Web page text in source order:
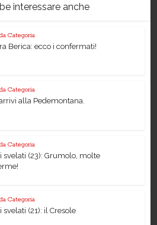
interessare anche
Categoria
Berica: ecco i confermati!
Categoria
alla Pedemontana.
Categoria
svelati (23): Grumolo, molte
Categoria
svelati (21): il Cresole